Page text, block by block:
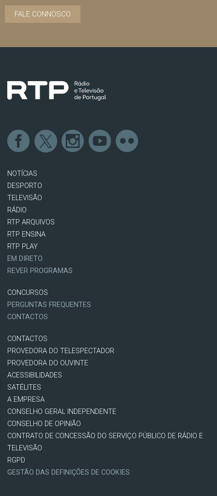
FALE CONNOSCO
NOTÍCIAS
DESPORTO
TELEVISÃO
RÁDIO
RTP ARQUIVOS
RTP ENSINA
RTP PLAY
EM DIRETO
REVER PROGRAMAS
CONCURSOS
PERGUNTAS FREQUENTES
CONTACTOS
CONTACTOS
PROVEDORA DO TELESPECTADOR
PROVEDORA DO OUVINTE
ACESSIBILIDADES
SATÉLITES
A EMPRESA
CONSELHO GERAL INDEPENDENTE
CONSELHO DE OPINIÃO
CONTRATO DE CONCESSÃO DO SERVIÇO PÚBLICO DE RÁDIO E
TELEVISÃO
RGPD
GESTÃO DAS DEFINIÇÕES DE COOKIES